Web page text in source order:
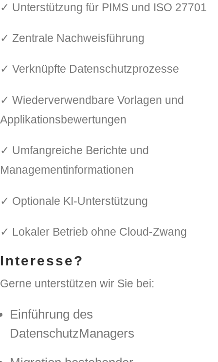
✓ Unterstützung für PIMS und ISO 27701
✓ Zentrale Nachweisführung
✓ Verknüpfte Datenschutzprozesse
✓ Wiederverwendbare Vorlagen und
Applikationsbewertungen
✓ Umfangreiche Berichte und
Managementinformationen
✓ Optionale KI-Unterstützung
✓ Lokaler Betrieb ohne Cloud-Zwang
Interesse?
Gerne unterstützen wir Sie bei:
Einführung des
DatenschutzManagers